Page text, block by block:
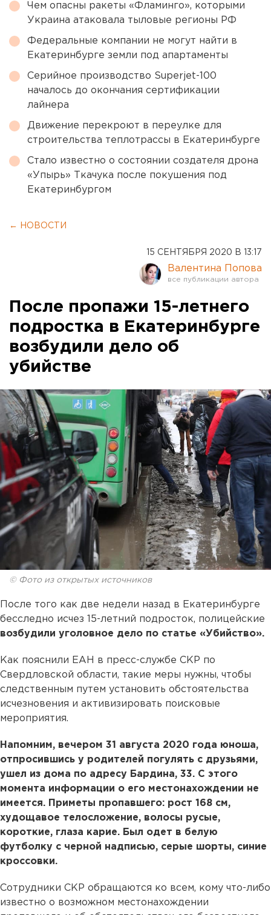
Чем опасны ракеты «Фламинго», которыми
Украина атаковала тыловые регионы РФ
Федеральные компании не могут найти в
Екатеринбурге земли под апартаменты
Серийное производство Superjet-100
началось до окончания сертификации
лайнера
Движение перекроют в переулке для
строительства теплотрассы в Екатеринбурге
Стало известно о состоянии создателя дрона
«Упырь» Ткачука после покушения под
Екатеринбургом
← НОВОСТИ
15 СЕНТЯБРЯ 2020 В 13:17
Валентина Попова
После пропажи 15-летнего
подростка в Екатеринбурге
возбудили дело об
убийстве
© Фото из открытых источников
После того как две недели назад в Екатеринбурге
бесследно исчез 15-летний подросток, полицейские
возбудили уголовное дело по статье «Убийство».
Как пояснили ЕАН в пресс-службе СКР по
Свердловской области, такие меры нужны, чтобы
следственным путем установить обстоятельства
исчезновения и активизировать поисковые
мероприятия.
Напомним, вечером 31 августа 2020 года юноша,
отпросившись у родителей погулять с друзьями,
ушел из дома по адресу Бардина, 33. С этого
момента информации о его местонахождении не
имеется. Приметы пропавшего: рост 168 см,
худощавое телосложение, волосы русые,
короткие, глаза карие. Был одет в белую
футболку с черной надписью, серые шорты, синие
кроссовки.
Сотрудники СКР обращаются ко всем, кому что-либо
известно о возможном местонахождении